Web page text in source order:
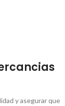
y asegurar que